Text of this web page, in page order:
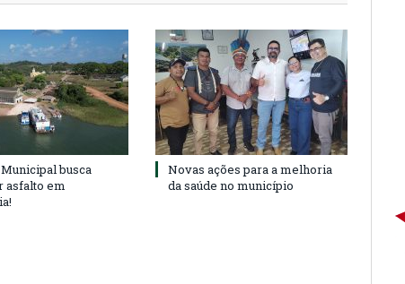
busca
asfalto em
Novas ações para a melhoria
da saúde no município